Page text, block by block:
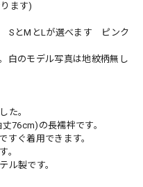
ます)
SとMとLが選べます ピンク
白のモデル写真は地紋柄無し
た。
76cm)の長襦袢です。
すぐ着用できます。
。
ル製です。